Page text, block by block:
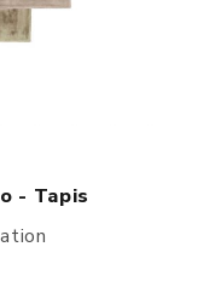
- Tapis